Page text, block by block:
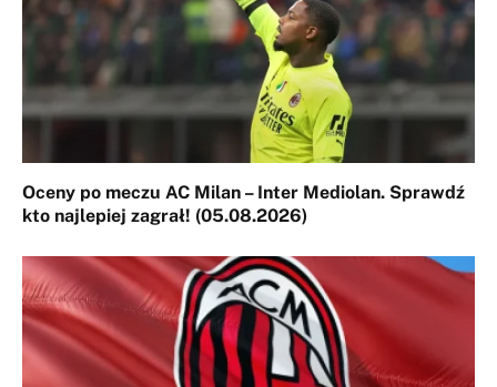
Oceny po meczu AC Milan – Inter Mediolan. Sprawdź
kto najlepiej zagrał! (05.08.2026)